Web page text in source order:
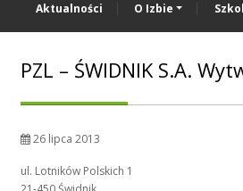
Aktualności O Izbie
PZL – ŚWIDNIK S.A.
26 lipca 2013
ul. Lotników Polskich 1